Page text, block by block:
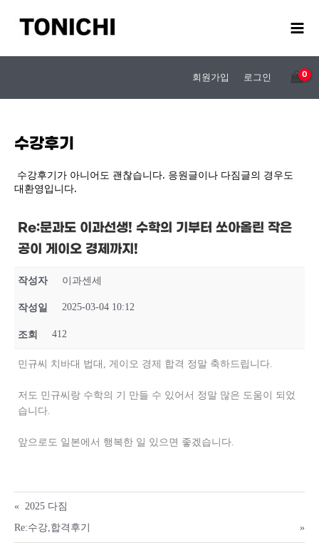
로
뛰
회원가입 로그인
수강후기
수강후기가 아니어도 괜찮습니다. 응원글이나 다짐글의 경우도
대환영입니다.
Re:문과도 이과선생! 수학의 기부터 쏘아올린 작은
공이 게이오 경제까지!
작성자 이과센세
작성일 2025-03-04 10:12
조회 412
민규씨 치바대 법대, 게이오 경제 합격 정말 축하드립니다.
저도 민규씨랑 수학의 기 만들 수 있어서 정말 많은 도움이 되었
습니다.
앞으로도 일본에서 행복한 일 있으면 좋겠습니다.
« 2025 다짐
Re:수강,합격후기
»